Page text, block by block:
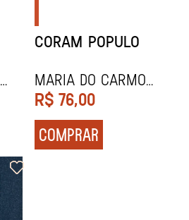
CORAM POPULO
Maria do Carmo
Ferreira
R$ 76,00
COMPRAR